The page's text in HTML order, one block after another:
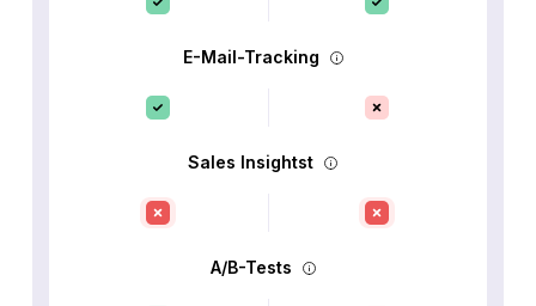
E-Mail-Tracking
Sales Insightst
A/B-Tests